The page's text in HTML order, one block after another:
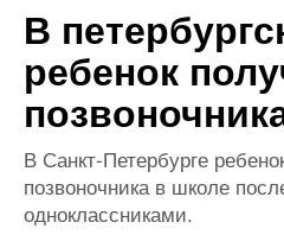
В
ребенок
В Санкт-Петербурге
позвоночника в школе
одноклассниками.